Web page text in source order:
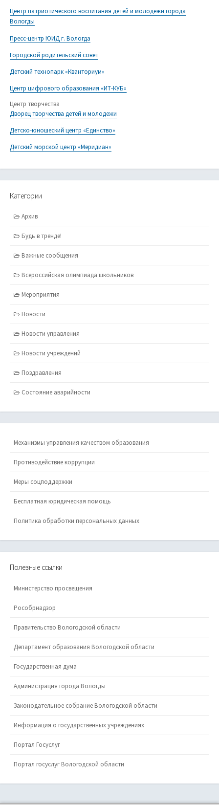
Центр патриотического воспитания детей и молодежи города
Вологды
Пресс-центр ЮИД г. Вологда
Городской родительский совет
Детский технопарк «Кванториум»
Центр цифрового образования «ИТ-КУБ»
Центр творчества
Дворец творчества детей и молодежи
Детско-юношеский центр «Единство»
Детский морской центр «Меридиан»
Категории
Архив
Будь в тренде!
Важные сообщения
Всероссийская олимпиада школьников
Мероприятия
Новости
Новости управления
Новости учреждений
Поздравления
Состояние аварийности
Механизмы управления качеством образования
Противодействие коррупции
Меры соцподдержки
Бесплатная юридическая помощь
Политика обработки персональных данных
Полезные ссылки
Министерство просвещения
Рособрнадзор
Правительство Вологодской области
Департамент образования Вологодской области
Государственная дума
Администрация города Вологды
Законодательное собрание Вологодской области
Информация о государственных учреждениях
Портал Госуслуг
Портал госуслуг Вологодской области